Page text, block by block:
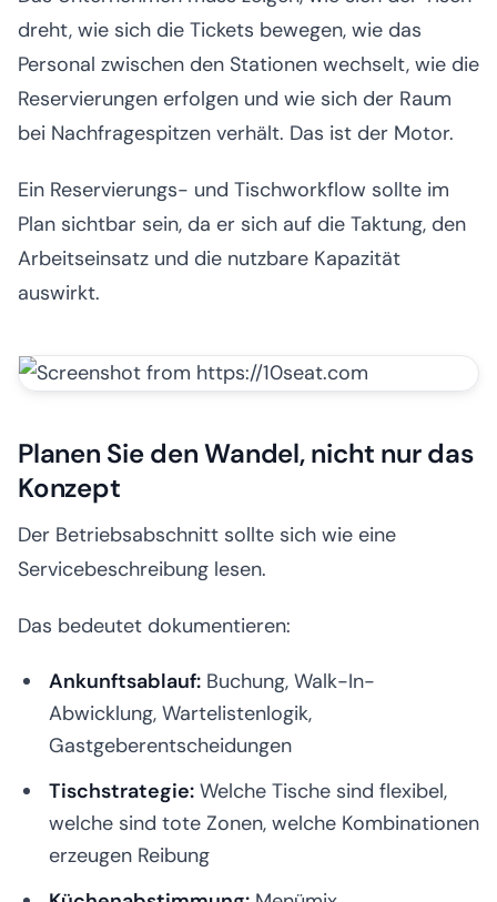
dreht, wie sich die Tickets bewegen, wie das
Personal zwischen den Stationen wechselt, wie die
Reservierungen erfolgen und wie sich der Raum
bei Nachfragespitzen verhält. Das ist der Motor.
Ein Reservierungs- und Tischworkflow sollte im
Plan sichtbar sein, da er sich auf die Taktung, den
Arbeitseinsatz und die nutzbare Kapazität
auswirkt.
Planen Sie den Wandel, nicht nur das
Konzept
Der Betriebsabschnitt sollte sich wie eine
Servicebeschreibung lesen.
Das bedeutet dokumentieren:
Ankunftsablauf: Buchung, Walk-In-
Abwicklung, Wartelistenlogik,
Gastgeberentscheidungen
Tischstrategie: Welche Tische sind flexibel,
welche sind tote Zonen, welche Kombinationen
erzeugen Reibung